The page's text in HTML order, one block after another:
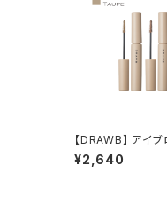
【DRAWB】 アイ
ラ
¥2,640